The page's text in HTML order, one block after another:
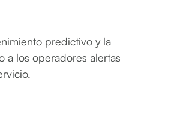
predictivo y la
a los operadores alertas